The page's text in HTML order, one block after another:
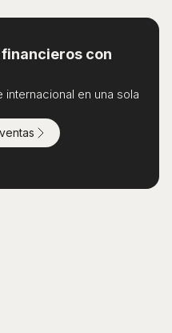
con
en una sola